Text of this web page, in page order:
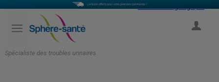
Spécialiste des troubles urinaires
Select Language